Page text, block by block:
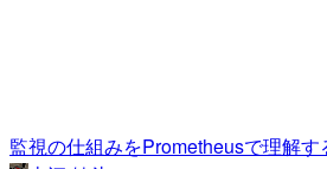
監視の仕組みをPrometheusで理解す